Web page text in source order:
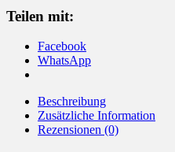
Menge
Teilen mit:
Facebook
WhatsApp
Beschreibung
Zusätzliche Information
Rezensionen (0)